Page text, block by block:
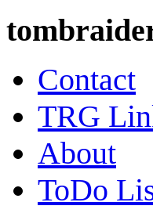
Contact
TRG
About
ToDo